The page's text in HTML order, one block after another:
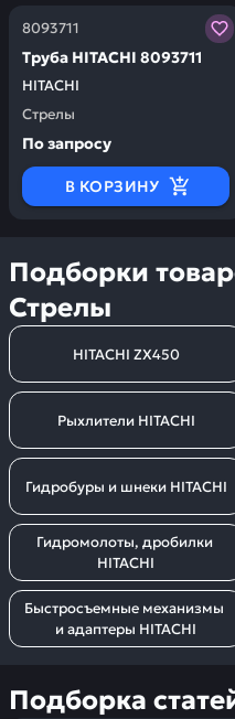
8093711
HITACHI
Труба HITACHI 8093711
Стрелы
Заказывая запчасти у
По запросу
В КОРЗИНУ
Подборки
Стрелы
HITACHI ZX450
Рыхлители HITACHI
Гидробуры и шнеки HITACHI
Гидромолоты, дробилки
HITACHI
Быстросъемные механизмы
и адаптеры HITACHI
Подборка